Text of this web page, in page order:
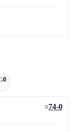
0
○74-0